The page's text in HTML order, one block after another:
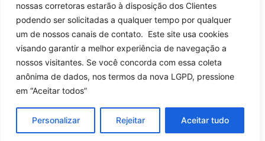
nossas corretoras estarão à disposição dos Clientes
podendo ser solicitadas a qualquer tempo por qualquer
um de nossos canais de contato. Este site usa cookies
visando garantir a melhor experiência de navegação a
nossos visitantes. Se você concorda com essa coleta
anônima de dados, nos termos da nova LGPD, pressione
em “Aceitar todos”
Personalizar Rejeitar Aceitar tudo